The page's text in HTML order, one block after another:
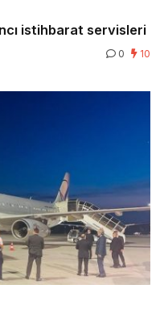
istihbarat servisleri
0 10